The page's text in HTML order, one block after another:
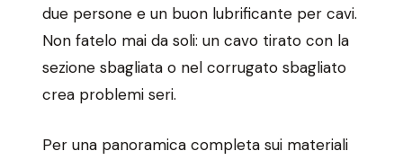
due persone e un buon lubrificante per cavi.
Non fatelo mai da soli: un cavo tirato con la
sezione sbagliata o nel corrugato sbagliato
crea problemi seri.
Per una panoramica completa sui materiali